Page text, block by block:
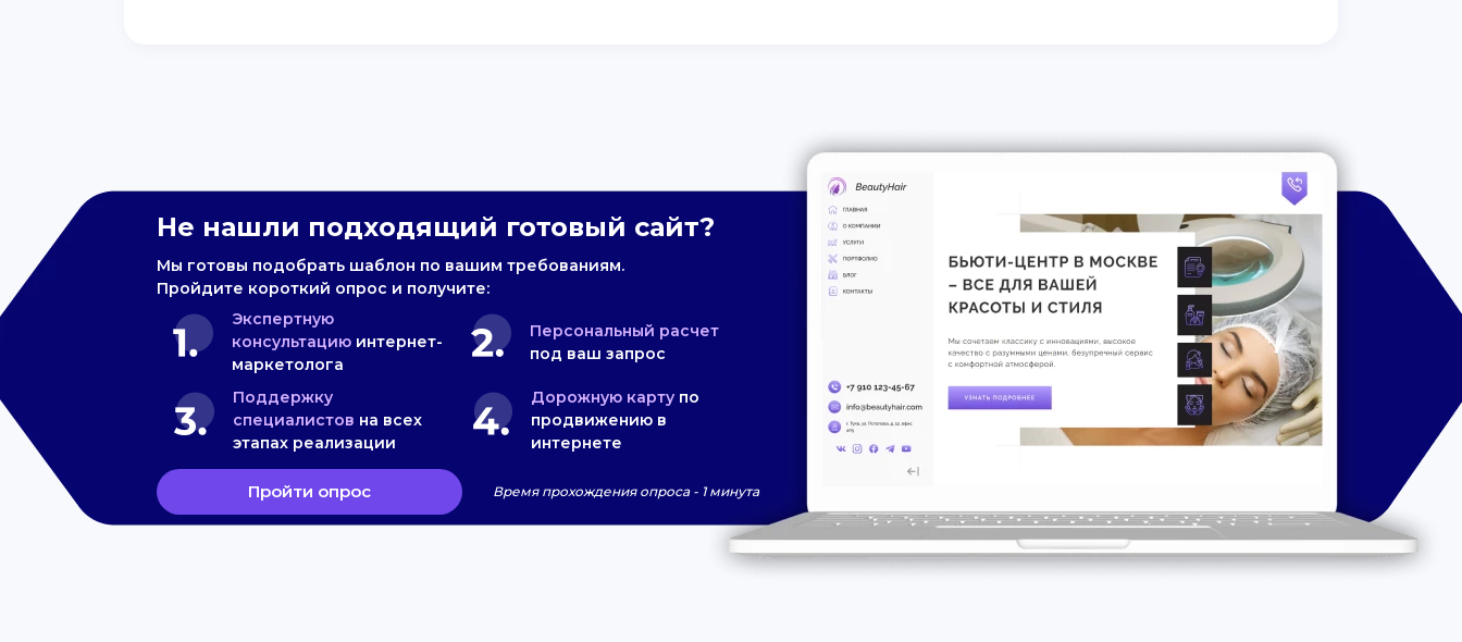
Не нашли подходящий готовый сайт?
Мы готовы подобрать шаблон по вашим требованиям.
Пройдите короткий опрос и получите:
Экспертную
консультацию интернет-
маркетолога
Персональный расчет
под ваш запрос
Поддержку
специалистов на всех
этапах реализации
Дорожную карту по
продвижению в
интернете
Пройти опрос Время прохождения опроса - 1 минута